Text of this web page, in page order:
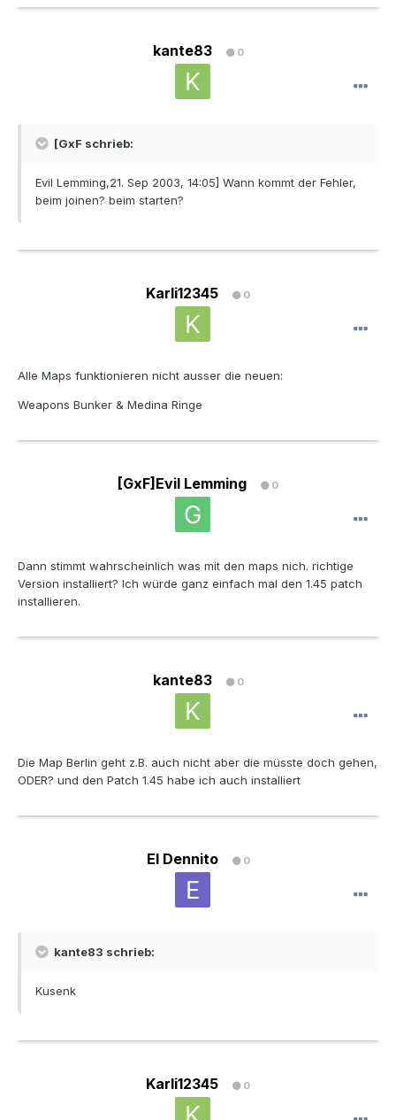
kante83 0
[GxF schrieb:
Evil Lemming,21. Sep 2003, 14:05] Wann kommt der Fehler,
beim joinen? beim starten?
Karli12345 0
Alle Maps funktionieren nicht ausser die neuen:
Weapons Bunker & Medina Ringe
[GxF]Evil Lemming 0
Dann stimmt wahrscheinlich was mit den maps nich. richtige
Version installiert? Ich würde ganz einfach mal den 1.45 patch
installieren.
kante83 0
Die Map Berlin geht z.B. auch nicht aber die müsste doch gehen,
ODER? und den Patch 1.45 habe ich auch installiert
El Dennito 0
kante83 schrieb:
Kusenk
Karli12345 0